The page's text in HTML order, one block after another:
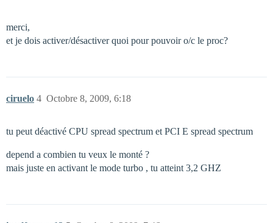
merci,
et je dois activer/désactiver quoi pour pouvoir o/c le proc?
ciruelo Octobre 8, 2009, 6:18
4
tu peut déactivé CPU spread spectrum et PCI E spread spectrum
depend a combien tu veux le monté ?
mais juste en activant le mode turbo , tu atteint 3,2 GHZ